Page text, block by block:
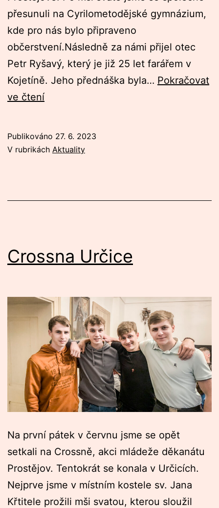
přesunuli na Cyrilometodějské gymnázium,
kde pro nás bylo připraveno
občerstvení.Následně za námi přijel otec
Petr Ryšavý, který je již 25 let farářem v
Kojetíně. Jeho přednáška byla… Pokračovat
ve čteníSpolčo
Publikováno 27. 6. 2023
V rubrikách Aktuality
Crossna Určice
Na první pátek v červnu jsme se opět
setkali na Crossně, akci mládeže děkanátu
Prostějov. Tentokrát se konala v Určicích.
Nejprve jsme v místním kostele sv. Jana
Křtitele prožili mši svatou, kterou sloužil